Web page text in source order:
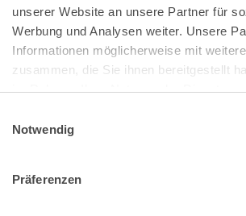
unserer Website an unsere Partner für
Werbung und Analysen weiter. Unsere
Informationen möglicherweise mit
zusammen, die Sie ihnen bereitgestellt
im Rahmen Ihrer Nutzung der Dienste
Impressum
Notwendig
Präferenzen
Bundeskanzlerplatz 2
53113 Bonn
Pressemitteilungen|AGB
Impressum|Datenschutz